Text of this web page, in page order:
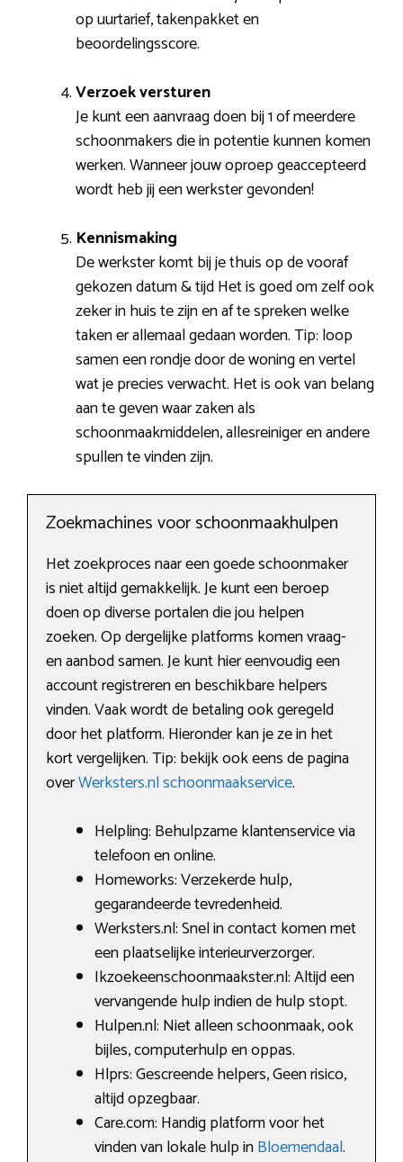
op uurtarief, takenpakket en
beoordelingsscore.
Verzoek versturen
Je kunt een aanvraag doen bij 1 of meerdere
schoonmakers die in potentie kunnen komen
werken. Wanneer jouw oproep geaccepteerd
wordt heb jij een werkster gevonden!
Kennismaking
De werkster komt bij je thuis op de vooraf
gekozen datum & tijd Het is goed om zelf ook
zeker in huis te zijn en af te spreken welke
taken er allemaal gedaan worden. Tip: loop
samen een rondje door de woning en vertel
wat je precies verwacht. Het is ook van belang
aan te geven waar zaken als
schoonmaakmiddelen, allesreiniger en andere
spullen te vinden zijn.
Zoekmachines voor schoonmaakhulpen
Het zoekproces naar een goede schoonmaker
is niet altijd gemakkelijk. Je kunt een beroep
doen op diverse portalen die jou helpen
zoeken. Op dergelijke platforms komen vraag-
en aanbod samen. Je kunt hier eenvoudig een
account registreren en beschikbare helpers
vinden. Vaak wordt de betaling ook geregeld
door het platform. Hieronder kan je ze in het
kort vergelijken. Tip: bekijk ook eens de pagina
overWerksters.nl schoonmaakservice.
Helpling: Behulpzame klantenservice via
telefoon en online.
Homeworks: Verzekerde hulp,
gegarandeerde tevredenheid.
Werksters.nl: Snel in contact komen met
een plaatselijke interieurverzorger.
Ikzoekeenschoonmaakster.nl: Altijd een
vervangende hulp indien de hulp stopt.
Hulpen.nl: Niet alleen schoonmaak, ook
bijles, computerhulp en oppas.
Hlprs: Gescreende helpers, Geen risico,
altijd opzegbaar.
Care.com: Handig platform voor het
vinden van lokale hulp inBloemendaal.